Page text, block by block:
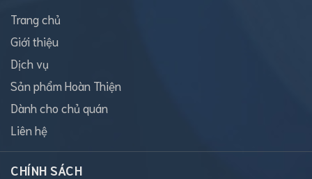
Trang chủ
Giới thiệu
Dịch vụ
Sản phẩm Hoàn Thiện
Dành cho chủ quán
Liên hệ
CHÍNH SÁCH